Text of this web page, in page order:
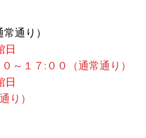
通り）
日
～１７:００（通常通り）
日
り）